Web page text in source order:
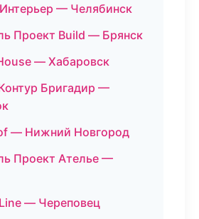
— Челябинск
Проект Build — Брянск
— Хабаровск
Бригадир —
— Нижний Новгород
Проект Ателье —
— Череповец